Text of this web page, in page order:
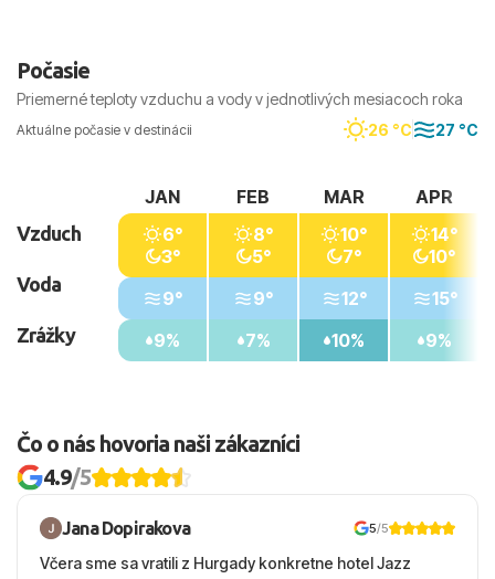
Počasie
Priemerné teploty vzduchu a vody v jednotlivých mesiacoch roka
Aktuálne počasie v destinácii 26 °C 27 °C
Vzduch
Voda
Zrážky
JAN
6°
3°
9°
9%
FEB
8°
5°
9°
7%
MAR
10°
7°
12°
10%
APR
14°
10°
15°
9%
Čo o nás hovoria naši zákazníci
4.9/5
Jana Dopirakova 5/5
Včera sme sa vratili z Hurgady konkretne hotel Jazz